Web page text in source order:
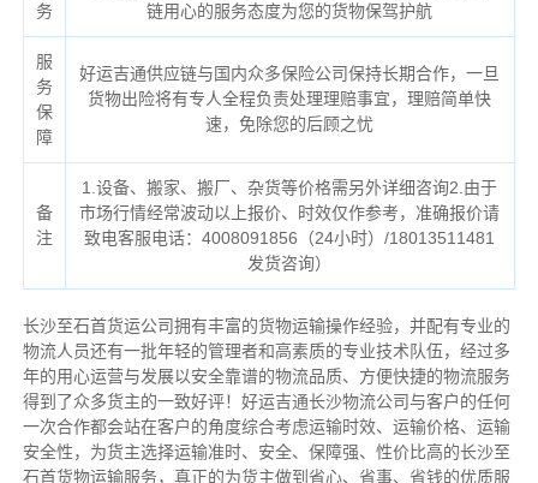
务
链用心的服务态度为您的货物保驾护航
服
务
保
障
好运吉通供应链与国内众多保险公司保持长期合作，一旦
货物出险将有专人全程负责处理理赔事宜，理赔简单快
速，免除您的后顾之忧
备
注
1.设备、搬家、搬厂、杂货等价格需另外详细咨询2.由于
市场行情经常波动以上报价、时效仅作参考，准确报价请
致电客服电话：4008091856（24小时）/18013511481
发货咨询）
长沙至石首货运公司拥有丰富的货物运输操作经验，并配有专业的
物流人员还有一批年轻的管理者和高素质的专业技术队伍，经过多
年的用心运营与发展以安全靠谱的物流品质、方便快捷的物流服务
得到了众多货主的一致好评！好运吉通长沙物流公司与客户的任何
一次合作都会站在客户的角度综合考虑运输时效、运输价格、运输
安全性，为货主选择运输准时、安全、保障强、性价比高的长沙至
石首货物运输服务，真正的为货主做到省心、省事、省钱的优质服